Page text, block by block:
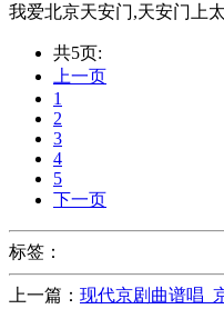
我爱北京天安门,天安门上
共5页:
上一页
1
2
3
4
5
下一页
标签：
上一篇： 现代京剧曲谱唱_